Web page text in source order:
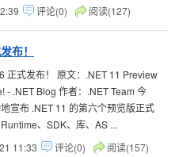
评论(0) 阅读(127)
布！
正式发布！ 原文：.NET 11 Preview
- .NET Blog 作者：.NET Team 今
宣布 .NET 11 的第六个预览版正式
、SDK、库、AS ...
11:33 评论(0) 阅读(157)